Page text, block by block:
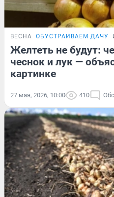
ВЕСНА ОБУСТРАИВАЕМ ДАЧУ
Желтеть не будут:
чеснок и лук —
картинке
27 мая, 2026, 10:00 410